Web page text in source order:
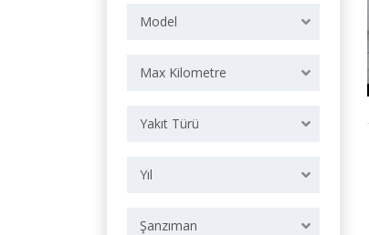
Model
Max Kilometre
Yakıt Türü
Yıl
Şanzıman